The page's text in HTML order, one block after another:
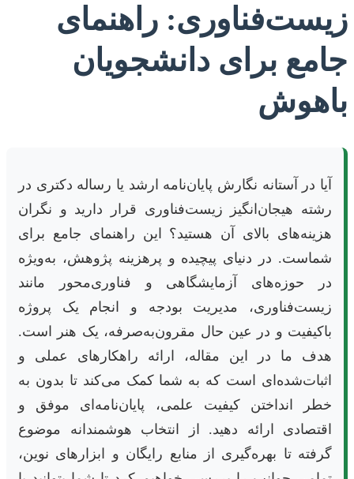
زیست‌فناوری: راهنمای
جامع برای دانشجویان
باهوش
آیا در آستانه نگارش پایان‌نامه ارشد یا رساله دکتری در
رشته هیجان‌انگیز زیست‌فناوری قرار دارید و نگران
هزینه‌های بالای آن هستید؟ این راهنمای جامع برای
شماست. در دنیای پیچیده و پرهزینه پژوهش، به‌ویژه
در حوزه‌های آزمایشگاهی و فناوری‌محور مانند
زیست‌فناوری، مدیریت بودجه و انجام یک پروژه
باکیفیت و در عین حال مقرون‌به‌صرفه، یک هنر است.
هدف ما در این مقاله، ارائه راهکارهای عملی و
اثبات‌شده‌ای است که به شما کمک می‌کند تا بدون به
خطر انداختن کیفیت علمی، پایان‌نامه‌ای موفق و
اقتصادی ارائه دهید. از انتخاب هوشمندانه موضوع
گرفته تا بهره‌گیری از منابع رایگان و ابزارهای نوین،